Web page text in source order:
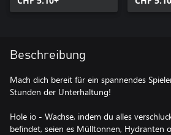
Beschreibung
Mach dich bereit für ein spannendes
Stunden der Unterhaltung!
Hole io - Wachse, indem du alles
befindet, seien es Mülltonnen, Hydranten